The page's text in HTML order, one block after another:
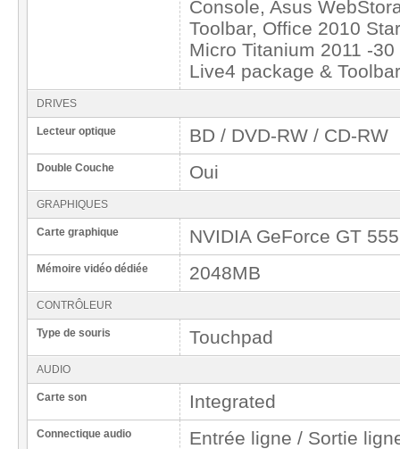
Console, Asus
Toolbar, Office 2010
Micro Titanium 2011 -
Live4 package & Toolbar
DRIVES
Lecteur optique BD / DVD-RW / CD-RW
Double Couche Oui
GRAPHIQUES
Carte graphique NVIDIA GeForce GT
Mémoire vidéo dédiée 2048MB
CONTRÔLEUR
Type de souris Touchpad
AUDIO
Carte son Integrated
Connectique audio Entrée ligne / Sortie